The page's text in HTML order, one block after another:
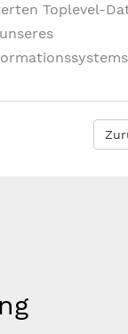
Toplevel-